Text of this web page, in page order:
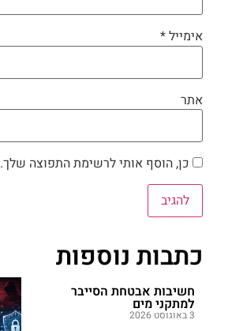
אימייל*
אתר
כן, הוסף אותי לרשימת התפוצה שלך.
כתבות נוספות
חשיבות אבטחת הסייבר
למתקני מים
3 באוגוסט 2026